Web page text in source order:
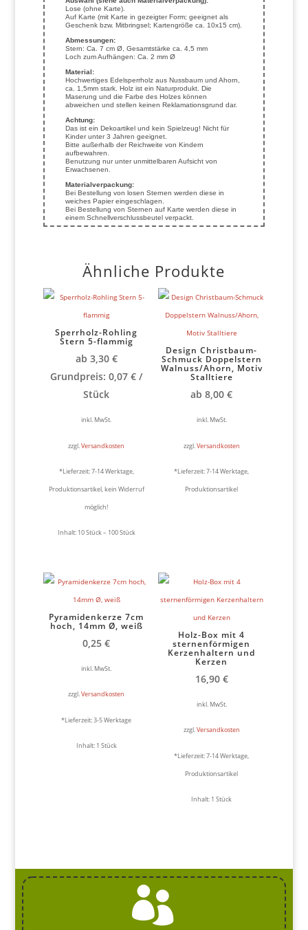
Lose (ohne Karte).
Auf Karte (mit Karte in gezeigter Form; geeignet als
Geschenk bzw. Mitbringsel; Kartengröße ca. 10x15 cm).
Abmessungen:
Stern: Ca. 7 cm Ø, Gesamtstärke ca. 4,5 mm
Loch zum Aufhängen: Ca. 2 mm Ø
Material:
Hochwertiges Edelsperrholz aus Nussbaum und Ahorn,
ca. 1,5mm stark. Holz ist ein Naturprodukt. Die
Maserung und die Farbe des Holzes können
abweichen und stellen keinen Reklamationsgrund dar.
Achtung:
Das ist ein Dekoartikel und kein Spielzeug! Nicht für
Kinder unter 3 Jahren geeignet.
Bitte außerhalb der Reichweite von Kindern
aufbewahren.
Benutzung nur unter unmittelbaren Aufsicht von
Erwachsenen.
Materialverpackung:
Bei Bestellung von losen Sternen werden diese in
weiches Papier eingeschlagen.
Bei Bestellung von Sternen auf Karte werden diese in
einem Schnellverschlussbeutel verpackt.
Ähnliche Produkte
Sperrholz-Rohling
Stern 5-flammig
ab 3,30 €
Grundpreis:0,07€ /
Stück
inkl. MwSt.
zzgl.Versandkosten
*Lieferzeit:7-14 Werktage,
Produktionsartikel, kein Widerruf
möglich!
Inhalt: 10Stück– 100Stück
Design Christbaum-
Schmuck Doppelstern
Walnuss/Ahorn, Motiv
Stalltiere
ab8,00€
inkl. MwSt.
zzgl. Versandkosten
*Lieferzeit:7-14 Werktage,
Produktionsartikel
Pyramidenkerze 7cm
hoch, 14mm Ø, weiß
0,25€
inkl. MwSt.
zzgl.Versandkosten
*Lieferzeit:3-5 Werktage
Inhalt: 1 Stück
Holz-Box mit 4
sternenförmigen
Kerzenhaltern und
Kerzen
16,90 €
inkl. MwSt.
zzgl.Versandkosten
*Lieferzeit:7-14 Werktage,
Produktionsartikel
Inhalt: 1Stück
